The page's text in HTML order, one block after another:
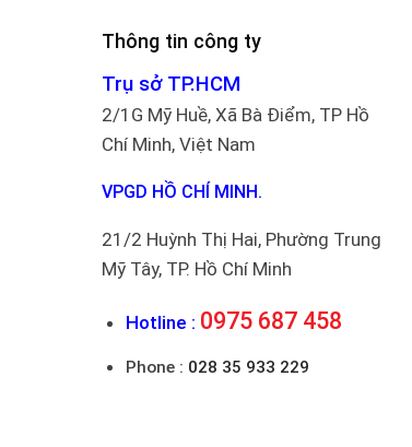
Thông tin công ty
Trụ sở TP.HCM
2/1G Mỹ Huề, Xã Bà Điểm, TP Hồ
Chí Minh, Việt Nam
VPGD HỒ CHÍ MINH.
21/2 Huỳnh Thị Hai, Phường Trung
Mỹ Tây, TP. Hồ Chí Minh
Hotline : 0975 687 458
Phone : 028 35 933 229